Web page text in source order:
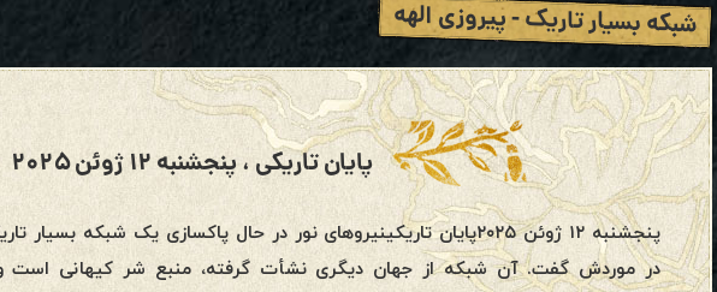
شبکه بسیار تاریک - پیروزی الهه
پایان تاریکی ، پنجشنبه ۱۲ ژوئن ۲۰۲۵
پنجشنبه ۱۲ ژوئن ۲۰۲۵پایان تاریکینیروهای نور در حال پاکسازی یک